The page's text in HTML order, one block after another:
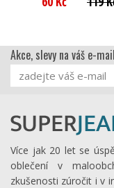
Akce, slevy na váš e-mail
Více jak 20 let se
oblečení v
zkušenosti zúročit i v